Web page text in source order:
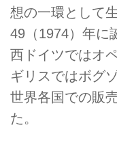
想の一環として
49（1974）年に
西ドイツではオ
ギリスではボグ
世界各国での販
た。